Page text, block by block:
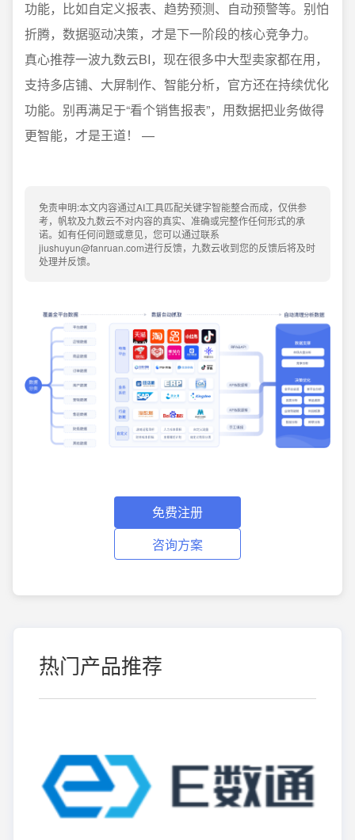
功能，比如自定义报表、趋势预测、自动预警等。别怕
折腾，数据驱动决策，才是下一阶段的核心竞争力。
真心推荐一波九数云BI，现在很多中大型卖家都在用，
支持多店铺、大屏制作、智能分析，官方还在持续优化
功能。别再满足于“看个销售报表”，用数据把业务做得
更智能，才是王道！ —
免责申明:本文内容通过AI工具匹配关键字智能整合而成，仅供参
考，帆软及九数云不对内容的真实、准确或完整作任何形式的承
诺。如有任何问题或意见，您可以通过联系
jiushuyun@fanruan.com进行反馈，九数云收到您的反馈后将及时
处理并反馈。
免费注册
咨询方案
热门产品推荐